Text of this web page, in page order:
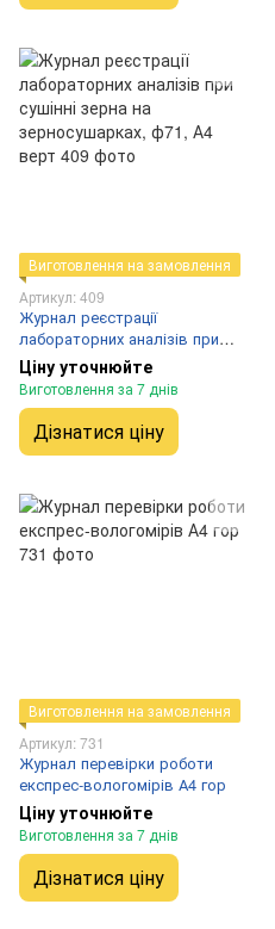
Виготовлення на замовлення
Артикул: 409
Журнал реєстрації
лабораторних аналізів при
сушінні зерна на
зерносушарках, ф71, А4 верт
Ціну уточнюйте
Виготовлення за 7 днів
Дізнатися ціну
Виготовлення на замовлення
Артикул: 731
Журнал перевірки роботи
експрес-вологомірів А4 гор
Ціну уточнюйте
Виготовлення за 7 днів
Дізнатися ціну